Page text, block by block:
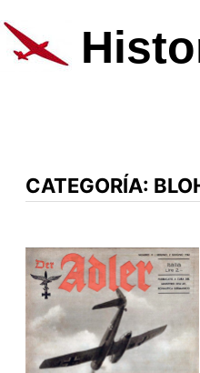
al
contenido
CATEGORÍA: